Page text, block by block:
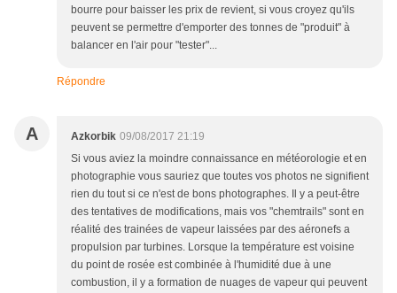
bourre pour baisser les prix de revient, si vous croyez qu'ils
peuvent se permettre d'emporter des tonnes de "produit" à
balancer en l'air pour "tester"...
Répondre
A Azkorbik 09/08/2017 21:19
Si vous aviez la moindre connaissance en météorologie et en
photographie vous sauriez que toutes vos photos ne signifient
rien du tout si ce n'est de bons photographes. Il y a peut-être
des tentatives de modifications, mais vos "chemtrails" sont en
réalité des trainées de vapeur laissées par des aéronefs a
propulsion par turbines. Lorsque la température est voisine
du point de rosée est combinée à l'humidité due à une
combustion, il y a formation de nuages de vapeur qui peuvent